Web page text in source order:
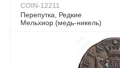
COIN-12211
Перепутка, Редкие
Мельхиор (медь-никель)